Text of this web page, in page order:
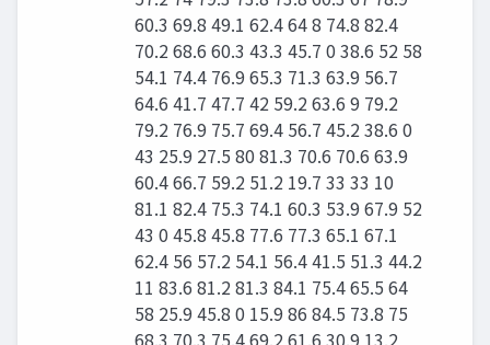
60.3 69.8 49.1 62.4 64 8 74.8 82.4
70.2 68.6 60.3 43.3 45.7 0 38.6 52 58
54.1 74.4 76.9 65.3 71.3 63.9 56.7
64.6 41.7 47.7 42 59.2 63.6 9 79.2
79.2 76.9 75.7 69.4 56.7 45.2 38.6 0
43 25.9 27.5 80 81.3 70.6 70.6 63.9
60.4 66.7 59.2 51.2 19.7 33 33 10
81.1 82.4 75.3 74.1 60.3 53.9 67.9 52
43 0 45.8 45.8 77.6 77.3 65.1 67.1
62.4 56 57.2 54.1 56.4 41.5 51.3 44.2
11 83.6 81.2 81.3 84.1 75.4 65.5 64
58 25.9 45.8 0 15.9 86 84.5 73.8 75